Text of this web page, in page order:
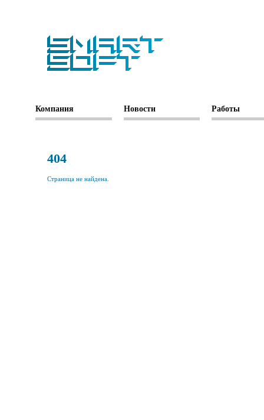
Компания Новости Работы
404
Страница не найдена.